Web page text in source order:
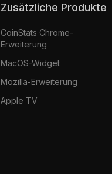
Zusätzliche Produkte
CoinStats Chrome-
Erweiterung
MacOS-Widget
Mozilla-Erweiterung
Apple TV